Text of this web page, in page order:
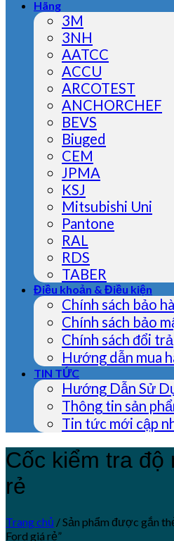
Hãng
3M
3NH
AATCC
ACCU
ARCOTEST
ANCHORCHEF
BEVS
Biuged
CEM
JPMA
KSJ
Mitsubishi Uni
Pantone
RAL
RDS
TABER
Điều khoản & Điều kiện
Chính sách bảo
Chính sách bảo
Chính sách đổi trả
Hướng dẫn mua
TIN TỨC
Hướng Dẫn Sử
Thông tin sản
Tin tức mới cập
Cốc kiểm tra độ
rẻ
Trang chủ /Sản phẩm được gắn
Ford giá rẻ”